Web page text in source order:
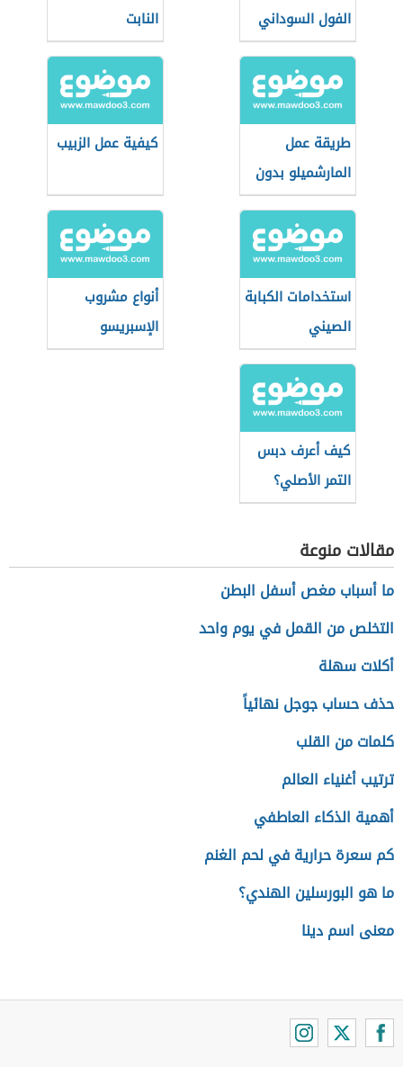
الفول السوداني
النابت
طريقة عمل
المارشميلو بدون
جيلاتين
كيفية عمل الزبيب
استخدامات الكبابة
الصيني
أنواع مشروب
الإسبريسو
كيف أعرف دبس
التمر الأصلي؟
مقالات منوعة
ما أسباب مغص أسفل البطن
التخلص من القمل في يوم واحد
أكلات سهلة
حذف حساب جوجل نهائياً
كلمات من القلب
ترتيب أغنياء العالم
أهمية الذكاء العاطفي
كم سعرة حرارية في لحم الغنم
ما هو البورسلين الهندي؟
معنى اسم دينا